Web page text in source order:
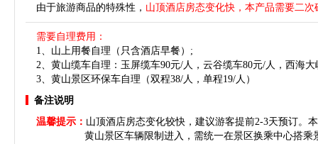
由于旅游商品的特殊性， 山顶酒店房态变化快，本产品需要二次
需要自理费用：
1、山上用餐自理（只含酒店早餐）;
2、黄山缆车自理：玉屏缆车90元/人，云谷缆车80元/人，西海
3、黄山景区环保车自理（双程38/人，单程19/人）
备注说明
温馨提示： 山顶酒店房态变化较快，建议游客提前2-3天预订。
黄山景区车辆限制进入，需统一在景区换乘中心搭乘景